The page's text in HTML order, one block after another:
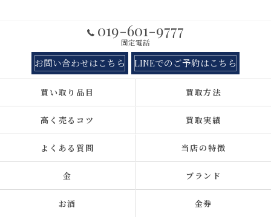
019-601-9777
固定電話
お問い合わせはこちら LINEでのご予約はこちら
買い取り品目 買取方法
高く売るコツ 買取実績
よくある質問 当店の特徴
金 ブランド
お酒 金券